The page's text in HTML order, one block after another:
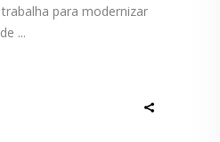
para modernizar